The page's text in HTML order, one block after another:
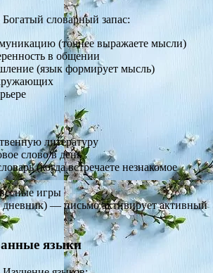
Богатый словарный запас:
(точнее выражаете мысли)
в общении
(язык формирует мысль)
литературу
слово в день
(когда встречаете незнакомое
игры
— письмо активирует активный
языки